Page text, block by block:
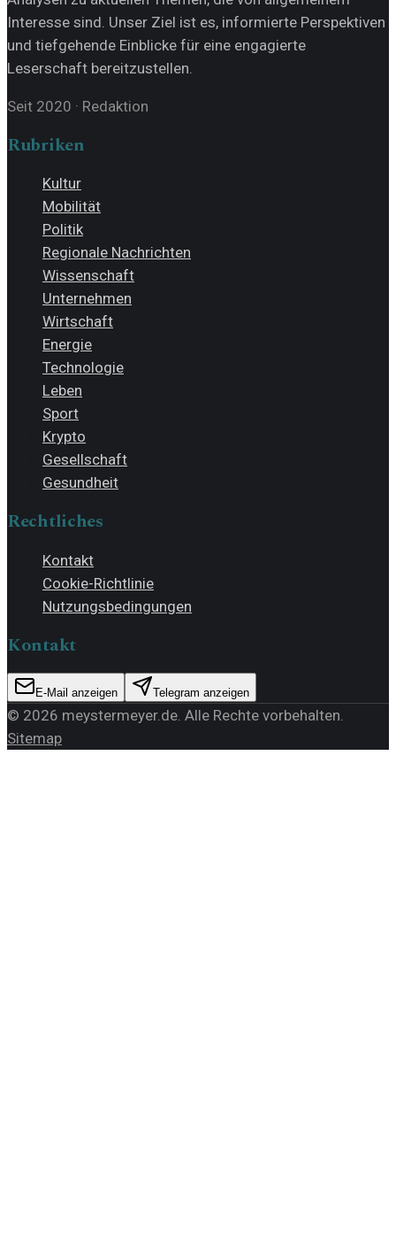
Interesse sind. Unser Ziel ist es, informierte Perspektiven
und tiefgehende Einblicke für eine engagierte
Leserschaft bereitzustellen.
Seit 2020 · Redaktion
Rubriken
Kultur
Mobilität
Politik
Regionale Nachrichten
Wissenschaft
Unternehmen
Wirtschaft
Energie
Technologie
Leben
Sport
Krypto
Gesellschaft
Gesundheit
Rechtliches
Kontakt
Cookie-Richtlinie
Nutzungsbedingungen
Kontakt
E-Mail anzeigen Telegram anzeigen
© 2026 meystermeyer.de . Alle Rechte vorbehalten.
Sitemap